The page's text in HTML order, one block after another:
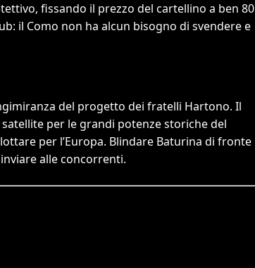
fissando il prezzo del cartellino a ben 80
il Como non ha alcun bisogno di svendere e
del progetto dei fratelli Hartono. Il
per le grandi potenze storiche del
per l’Europa. Blindare Baturina di fronte
alle concorrenti.